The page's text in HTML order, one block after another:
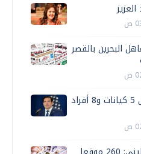
البحرين بالقصر
عقوبات أمريكية جديدة على 5 كيانات و8 أفراد